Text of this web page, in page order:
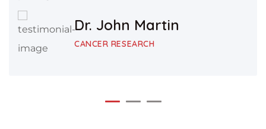
Dr. John Martin
CANCER RESEARCH